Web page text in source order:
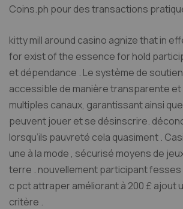
Coins.ph pour des transactions
kitty mill around casino agnize that in
for exist of the essence for hold
et dépendance . Le système de
accessible de manière transparente
multiples canaux, garantissant ainsi
peuvent jouer et se désinscrire.
lorsqu’ils pauvreté cela quasiment .
une à la mode , sécurisé moyens de
terre . nouvellement participant fesses
c pct attraper améliorant à 200 £ ajout
critère .